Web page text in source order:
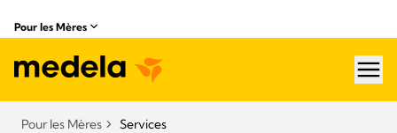
Pour les Mères
Pour les Mères Services